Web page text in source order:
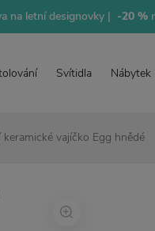
na letní designovky | -20 %
Svítidla Nábytek
vajíčko Egg hnědé